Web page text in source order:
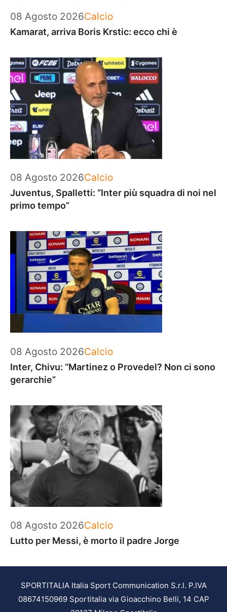
08 Agosto 2026Categorie
Calcio
Kamarat, arriva Boris Krstic: ecco chi è
08 Agosto 2026Categorie
Calcio
Juventus, Spalletti: “Inter più squadra di noi nel
primo tempo”
08 Agosto 2026Categorie
Calcio
Inter, Chivu: “Martinez o Provedel? Non ci sono
gerarchie”
08 Agosto 2026Categorie
Calcio
Lutto per Messi, è morto il padre Jorge
SPORTITALIA Italia Sport Communication S.r.l. P.IVA
08674150969 Sportitalia via Gioacchino Belli, 14 CAP